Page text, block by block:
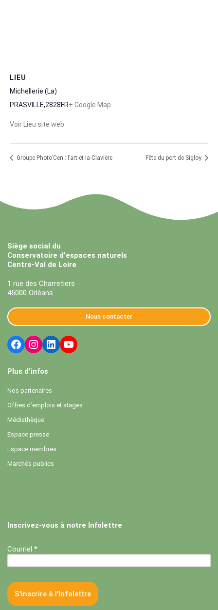
LIEU
Michellerie (La)
PRASVILLE,2828FR+ Google Map
Voir Lieu site web
Groupe Photo’Cen : l’art et la Clavière Fête du port de Sigloy
Siège social du
Conservatoire d'espaces naturels
Centre-Val de Loire
1 rue des Charretiers
45000 Orléans
Nous contacter
Plus d'infos
Nos partenaires
Offres d’emplois et stages
Médiathèque
Espace presse
Espace membres
Marchés publics
Inscrivez-vous à notre Infolettre
Courriel *